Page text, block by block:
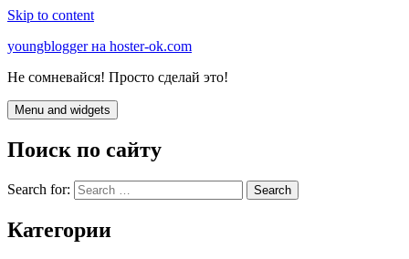
Skip to content
youngblogger на hoster-ok.com
Не сомневайся! Просто сделай это!
Menu and widgets
Поиск по сайту
Search for:
Категории